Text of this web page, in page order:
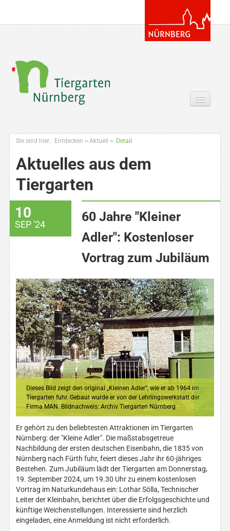
Entdecken
Zoowissen & Co
Angebote
Sie sind hier: Entdecken > Aktuell > Detail
Aktuelles aus dem
Tiergarten
10
SEP '24
60 Jahre "Kleiner
Adler": Kostenloser
Vortrag zum Jubiläum
Dieses Bild zeigt den original „Kleinen Adler“, wie er ab 1964 im
Tiergarten fuhr. Gebaut wurde er von der Lehrlingswerkstatt der
Firma MAN. Bildnachweis: Archiv Tiergarten Nürnberg
1
2
Er gehört zu den beliebtesten Attraktionen im Tiergarten
Nürnberg: der "Kleine Adler". Die maßstabsgetreue
Nachbildung der ersten deutschen Eisenbahn, die 1835 von
Nürnberg nach Fürth fuhr, feiert dieses Jahr ihr 60-jähriges
Bestehen. Zum Jubiläum lädt der Tiergarten am Donnerstag,
19. September 2024, um 19.30 Uhr zu einem kostenlosen
Vortrag im Naturkundehaus ein: Lothar Sölla, Technischer
Leiter der Kleinbahn, berichtet über die Erfolgsgeschichte und
künftige Weichenstellungen. Interessierte sind herzlich
eingeladen, eine Anmeldung ist nicht erforderlich.